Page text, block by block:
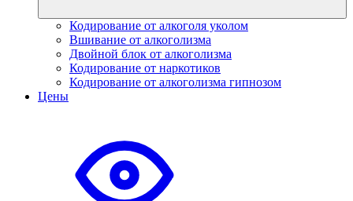
Кодирование от алкоголя уколом
Вшивание от алкоголизма
Двойной блок от алкоголизма
Кодирование от наркотиков
Кодирование от алкоголизма гипнозом
Цены